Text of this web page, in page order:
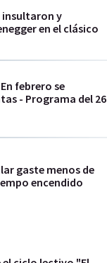
insultaron y
en el clásico
febrero se
- Programa del 26
gaste menos de
encendido